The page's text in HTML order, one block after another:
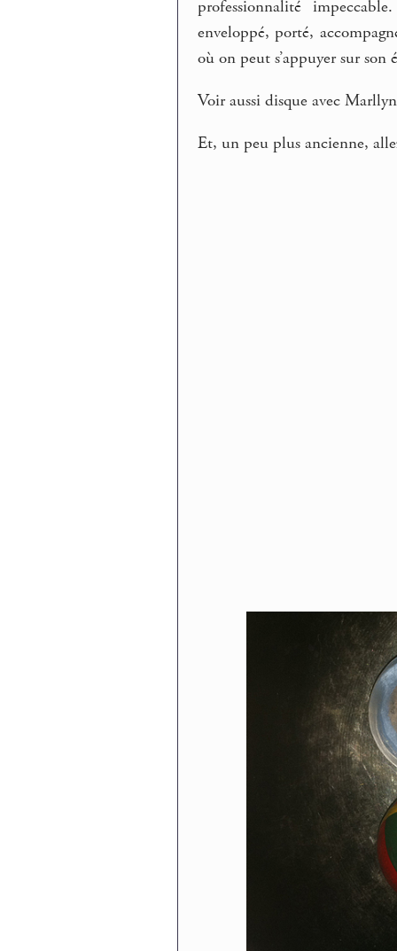
professionnalité
enveloppé, porté,
où on peut s’appuyer sur
Voir aussi disque avec
Et, un peu plus ancienne,